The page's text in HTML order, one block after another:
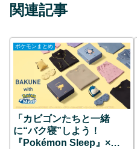
関連記事
ポケモンまとめ
「カビゴンたちと一緒
に“バク寝”しよう！
『Pokémon Sleep』×